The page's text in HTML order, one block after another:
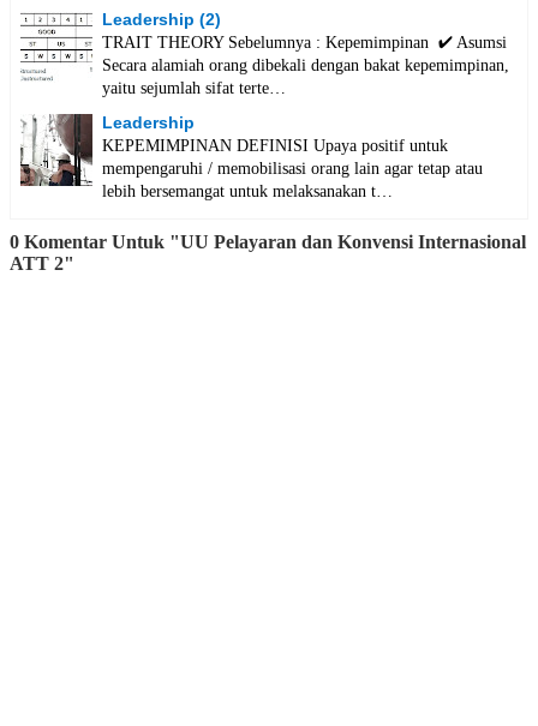
Leadership (2)
TRAIT THEORY Sebelumnya : Kepemimpinan ✔️ Asumsi
Secara alamiah orang dibekali dengan bakat kepemimpinan,
yaitu sejumlah sifat terte…
Leadership
KEPEMIMPINAN DEFINISI Upaya positif untuk
mempengaruhi / memobilisasi orang lain agar tetap atau
lebih bersemangat untuk melaksanakan t…
0 Komentar Untuk "UU Pelayaran dan Konvensi Internasional
ATT 2"